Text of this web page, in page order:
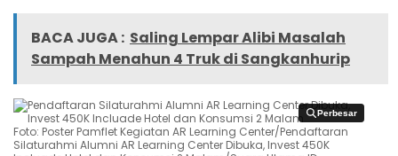
BACA JUGA : Saling Lempar Alibi Masalah
Sampah Menahun 4 Truk di Sangkanhurip
Perbesar
Perbesar
Foto: Poster Pamflet Kegiatan AR Learning Center/Pendaftaran
Silaturahmi Alumni AR Learning Center Dibuka, Invest 450K